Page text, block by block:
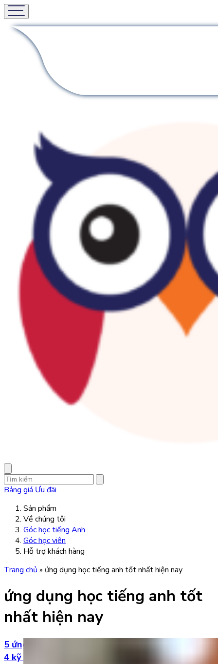
Bảng giá Ưu đãi
Sản phẩm
Về chúng tôi
Góc học tiếng Anh
Góc học viên
Hỗ trợ khách hàng
Trang chủ » ứng dụng học tiếng anh tốt nhất hiện nay
ứng dụng học tiếng anh tốt
nhất hiện nay
5 ứng dụng học tiếng Anh tốt nhất hiện nay cho
4 kỹ năng của bé